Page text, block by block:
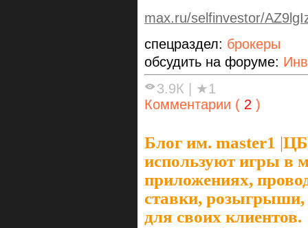
max.ru/selfinvestor/
спецраздел: брокеры
обсудить на форуме:
3.9К
★1
Комментарии ( 2 )
Блог им. master1 |ЦБ
используют игры в
приложениях,
ставки, розыгрыши,
для своих клиентов.